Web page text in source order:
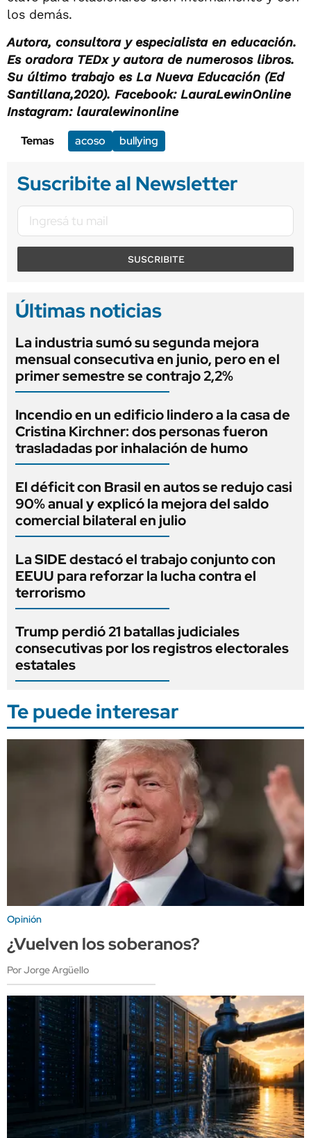
los demás.
Autora, consultora y especialista en educación.
Es oradora TEDx y autora de numerosos libros.
Su último trabajo es La Nueva Educación (Ed
Santillana,2020). Facebook: LauraLewinOnline
Instagram: lauralewinonline
Temas
acoso bullying
Suscribite al Newsletter
SUSCRIBITE
Últimas noticias
La industria sumó su segunda mejora
mensual consecutiva en junio, pero en el
primer semestre se contrajo 2,2%
Incendio en un edificio lindero a la casa de
Cristina Kirchner: dos personas fueron
trasladadas por inhalación de humo
El déficit con Brasil en autos se redujo casi
90% anual y explicó la mejora del saldo
comercial bilateral en julio
La SIDE destacó el trabajo conjunto con
EEUU para reforzar la lucha contra el
terrorismo
Trump perdió 21 batallas judiciales
consecutivas por los registros electorales
estatales
Te puede interesar
Opinión
¿Vuelven los soberanos?
Por Jorge Argüello